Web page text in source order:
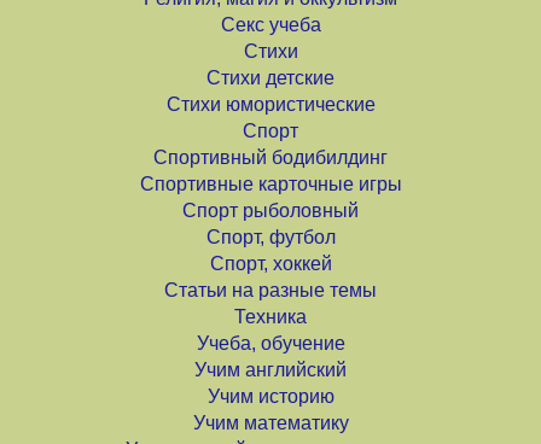
Секс учеба
Стихи
Стихи детские
Стихи юмористические
Спорт
Спортивный бодибилдинг
Спортивные карточные игры
Спорт рыболовный
Спорт, футбол
Спорт, хоккей
Статьи на разные темы
Техника
Учеба, обучение
Учим английский
Учим историю
Учим математику